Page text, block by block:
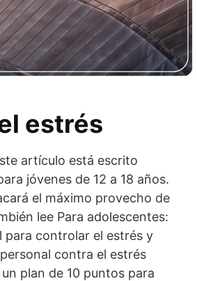
estrés
artículo está escrito
jóvenes de 12 a 18 años.
el máximo provecho de
lee Para adolescentes:
para controlar el estrés y
contra el estrés
plan de 10 puntos para